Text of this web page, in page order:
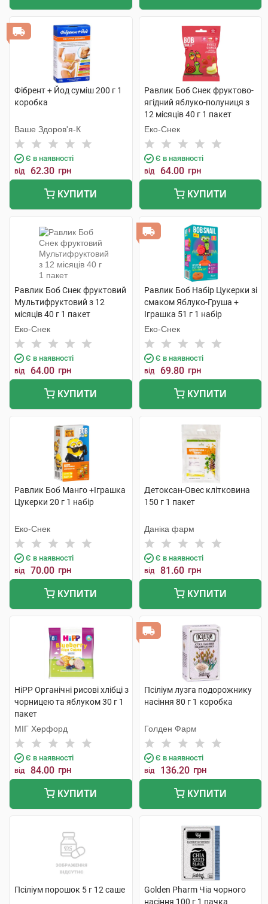
Фібрент + Йод суміш 200 г 1
коробка
Ваше Здоров'я-К
Є в наявності
від 62.30 грн
КУПИТИ
Равлик Боб Снек фруктово-
ягідний яблуко-полуниця з
12 місяців 40 г 1 пакет
Еко-Снек
Є в наявності
від 64.00 грн
КУПИТИ
Равлик Боб Снек фруктовий
Мультифруктовий з 12
місяців 40 г 1 пакет
Еко-Снек
Є в наявності
від 64.00 грн
КУПИТИ
Равлик Боб Набір Цукерки зі
смаком Яблуко-Груша +
Іграшка 51 г 1 набір
Еко-Снек
Є в наявності
від 69.80 грн
КУПИТИ
Равлик Боб Манго +Іграшка
Цукерки 20 г 1 набір
Еко-Снек
Є в наявності
від 70.00 грн
КУПИТИ
Детоксан-Овес клітковина
150 г 1 пакет
Даніка фарм
Є в наявності
від 81.60 грн
КУПИТИ
HiPP Органічні рисові хлібці з
чорницею та яблуком 30 г 1
пакет
МІГ Херфорд
Є в наявності
від 84.00 грн
КУПИТИ
Псіліум лузга подорожнику
насіння 80 г 1 коробка
Голден Фарм
Є в наявності
від 136.20 грн
КУПИТИ
Псіліум порошок 5 г 12 саше
Golden Pharm Чіа чорного
насіння 100 г 1 пачка